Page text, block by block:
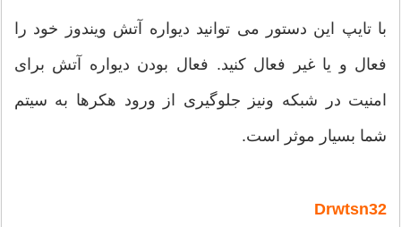
با تایپ این دستور می توانید دیواره آتش ویندوز خود را
فعال و یا غیر فعال کنید. فعال بودن دیواره آتش برای
امنیت در شبکه ونیز جلوگیری از ورود هکرها به سیتم
شما بسیار موثر است.
Drwtsn32